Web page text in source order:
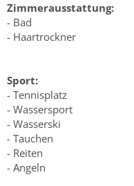
Zimmerausstattung:
- Bad
- Haartrockner
Sport:
- Tennisplatz
- Wassersport
- Wasserski
- Tauchen
- Reiten
- Angeln